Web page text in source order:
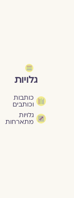
גלויות
כותבות
וכותבים
גלויות
מתארחות